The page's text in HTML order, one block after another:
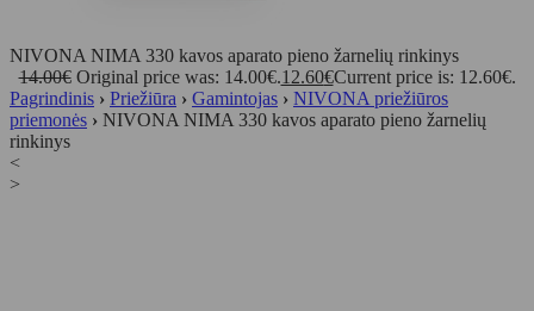
NIVONA NIMA 330 kavos aparato pieno žarnelių rinkinys
14.00€ Original price was: 14.00€.12.60€Current price is: 12.60€.
Pagrindinis › Priežiūra › Gamintojas › NIVONA priežiūros
priemonės › NIVONA NIMA 330 kavos aparato pieno žarnelių
rinkinys
<
>